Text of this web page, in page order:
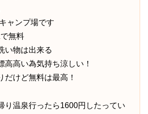
ャンプ場です
無料
い物は出来る
高高い為気持ち涼しい！
だけど無料は最高！
り温泉行ったら1600円したってい